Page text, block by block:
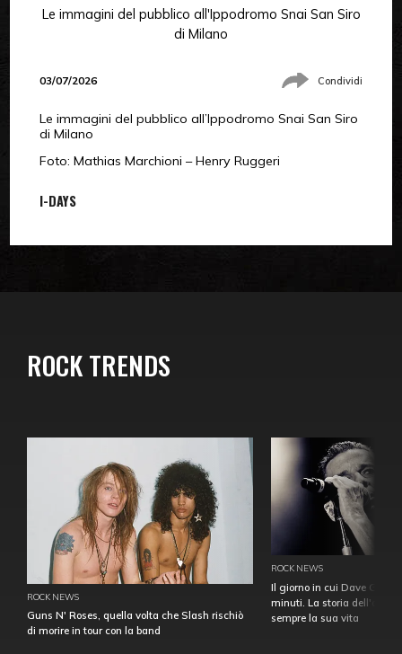
Le immagini del pubblico all'Ippodromo Snai San Siro
di Milano
03/07/2026 Condividi
Le immagini del pubblico all’Ippodromo Snai San Siro
di Milano
Foto: Mathias Marchioni – Henry Ruggeri
I-DAYS
ROCK TRENDS
ROCK NEWS
Guns N' Roses, quella volta che Slash rischiò
di morire in tour con la band
ROCK NEWS
Il giorno in cui Dave
minuti. La storia
sempre la sua vita